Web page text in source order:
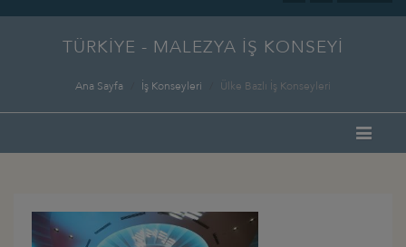
TÜRKİYE - MALEZYA İŞ KONSEYİ
Ana Sayfa İş Konseyleri Ülke Bazlı İş Konseyleri